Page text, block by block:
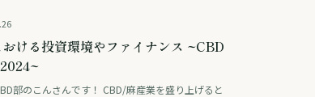
ける投資環境やファイナンス ~CBD
部のこんさんです！ CBD/麻産業を盛り上げると